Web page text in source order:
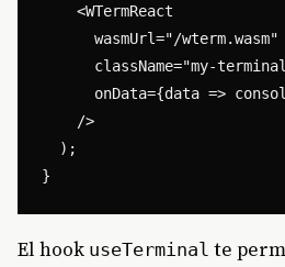
    <WTermReact
      wasmUrl="/wterm.wasm"
className="my-
onData={data =>
    />
  );
El hook useTerminal te